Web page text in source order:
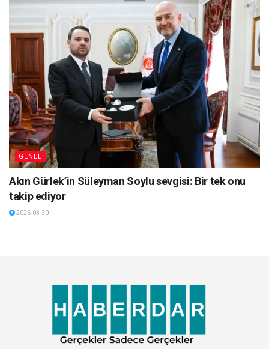
GENEL
Akın Gürlek’in Süleyman Soylu sevgisi: Bir tek onu
takip ediyor
2026-03-30